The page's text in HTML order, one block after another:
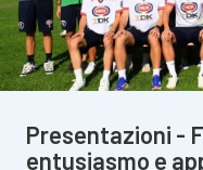
Presentazioni -
entusiasmo e